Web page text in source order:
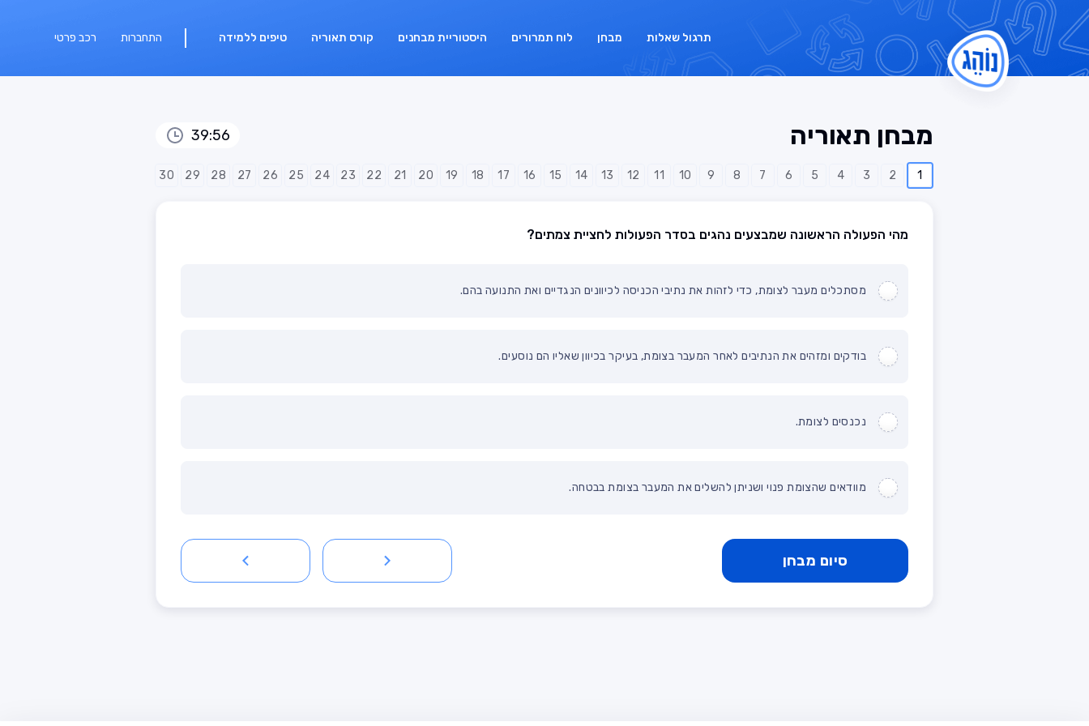
רכב פרטי התחברות תרגול שאלות מבחן לוח תמרורים היסטוריית מבחנים קורס תאוריה טיפים ללמידה
מבחן תאוריה 39:56
1
2
3
4
5
6
7
8
9
10
11
12
13
14
15
16
17
18
19
20
21
22
23
24
25
26
27
28
29
30
מהי הפעולה הראשונה שמבצעים נהגים בסדר הפעולות לחציית צמתים?
מסתכלים מעבר לצומת, כדי לזהות את נתיבי הכניסה לכיוונים הנגדיים ואת התנועה בהם.
בודקים ומזהים את הנתיבים לאחר המעבר בצומת, בעיקר בכיוון שאליו הם נוסעים.
נכנסים לצומת.
מוודאים שהצומת פנוי ושניתן להשלים את המעבר בצומת בבטחה.